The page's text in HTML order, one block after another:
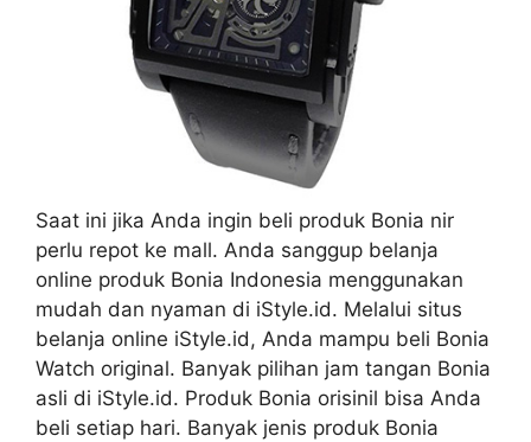
Saat ini jika Anda ingin beli produk Bonia nir
perlu repot ke mall. Anda sanggup belanja
online produk Bonia Indonesia menggunakan
mudah dan nyaman di iStyle.id. Melalui situs
belanja online iStyle.id, Anda mampu beli Bonia
Watch original. Banyak pilihan jam tangan Bonia
asli di iStyle.id. Produk Bonia orisinil bisa Anda
beli setiap hari. Banyak jenis produk Bonia